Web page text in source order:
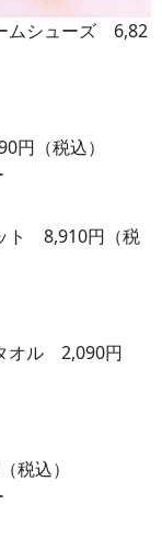
ムシューズ 6,82
円（税込）
ット 8,910円（税
オル 2,090円
税込）